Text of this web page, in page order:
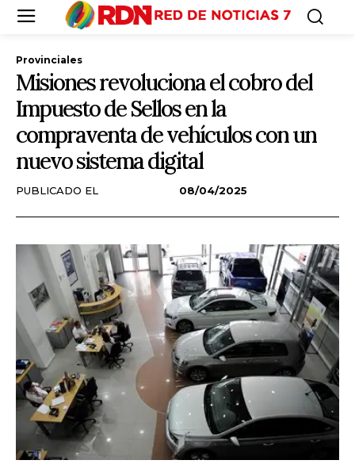
Provinciales
Misiones revoluciona el cobro del
Impuesto de Sellos en la
compraventa de vehículos con un
nuevo sistema digital
PUBLICADO EL 08/04/2025